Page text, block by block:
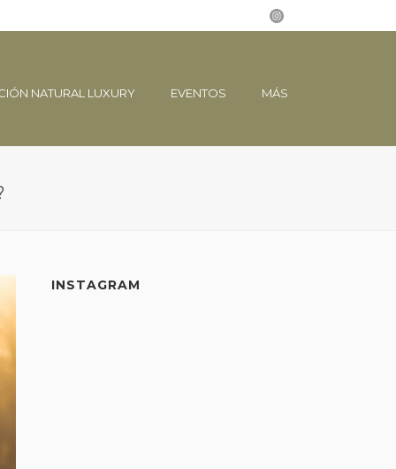
NATURAL LUXURY EVENTOS MÁS
INSTAGRAM